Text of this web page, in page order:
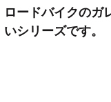
ロードバイクのガ
いシリーズです。